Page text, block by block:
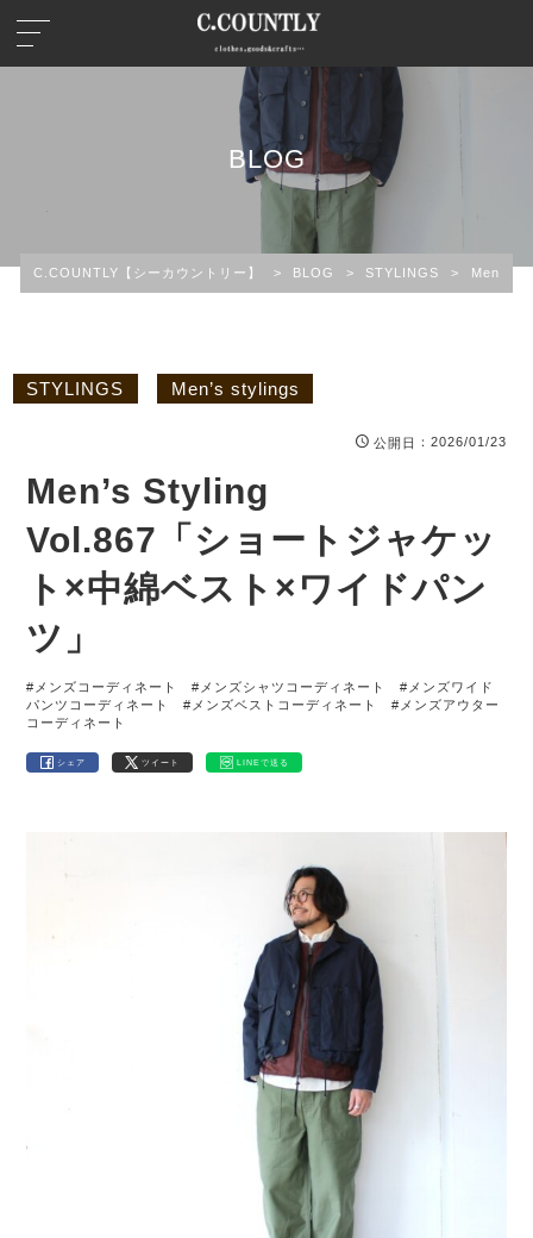
BLOG
C.COUNTLY【シーカウントリー】 > BLOG > STYLINGS > Men’s
STYLINGS Men’s stylings
公開日 ：2026/01/23
Men’s Styling
Vol.867「ショートジャケッ
ト×中綿ベスト×ワイドパン
ツ」
#メンズコーディネート #メンズシャツコーディネート
#メンズワイド
パンツコーディネート
#メンズベストコーディネート
#メンズアウター
コーディネート
シェア ツイート LINEで送る